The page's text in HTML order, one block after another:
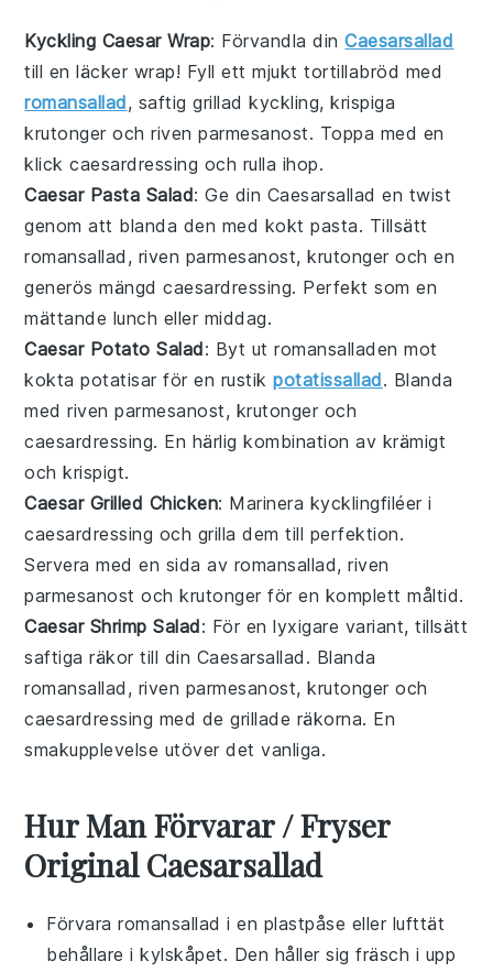
Kyckling Caesar Wrap: Förvandla dinCaesarsallad
till en läcker wrap! Fyll ett mjukt tortillabröd med
romansallad, saftiggrillad kyckling, krispiga
krutonger och rivenparmesanost. Toppa med en
klickcaesardressing och rulla ihop.
Caesar Pasta Salad: Ge din Caesarsallad en twist
genom att blanda den med koktpasta. Tillsätt
romansallad , riven parmesanost, krutonger och en
generös mängdcaesardressing. Perfekt som en
mättande lunch eller middag.
Caesar Potato Salad: Byt utromansalladen mot
koktapotatisar för en rustikpotatissallad. Blanda
med rivenparmesanost, krutonger och
caesardressing. En härlig kombination av krämigt
och krispigt.
Caesar Grilled Chicken: Marinera kycklingfiléer i
caesardressing och grilla dem till perfektion.
Servera med en sida av romansallad, riven
parmesanost och krutonger för en komplett måltid.
Caesar Shrimp Salad: För en lyxigare variant, tillsätt
saftigaräkor till din Caesarsallad . Blanda
romansallad , riven parmesanost, krutonger och
caesardressing med de grillade räkorna. En
smakupplevelse utöver det vanliga.
Hur Man Förvarar / Fryser
Original Caesarsallad
Förvararomansallad i en plastpåse eller lufttät
behållare i kylskåpet. Den håller sig fräsch i upp